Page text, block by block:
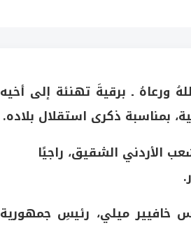
ـ برقيةَ تهنئة إلى أخيه
بمناسبة ذكرى استقلال بلاده.
الأردني الشقيق، راجيًا
خافيير ميلي، رئيسِ جمهورية